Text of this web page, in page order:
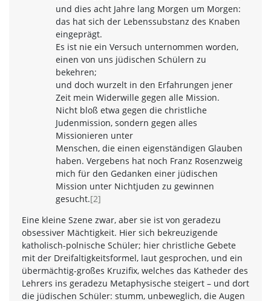
und dies acht Jahre lang Morgen um Morgen:
das hat sich der Lebenssubstanz des Knaben
eingeprägt.
Es ist nie ein Versuch unternommen worden,
einen von uns jüdischen Schülern zu
bekehren;
und doch wurzelt in den Erfahrungen jener
Zeit mein Widerwille gegen alle Mission.
Nicht bloß etwa gegen die christliche
Judenmission, sondern gegen alles
Missionieren unter
Menschen, die einen eigenständigen Glauben
haben. Vergebens hat noch Franz Rosenzweig
mich für den Gedanken einer jüdischen
Mission unter Nichtjuden zu gewinnen
gesucht.[2]
Eine kleine Szene zwar, aber sie ist von geradezu
obsessiver Mächtigkeit. Hier sich bekreuzigende
katholisch-polnische Schüler; hier christliche Gebete
mit der Dreifaltigkeitsformel, laut gesprochen, und ein
übermächtig-großes Kruzifix, welches das Katheder des
Lehrers ins geradezu Metaphysische steigert – und dort
die jüdischen Schüler: stumm, unbeweglich, die Augen